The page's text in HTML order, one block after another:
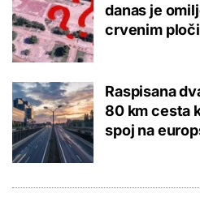
danas je
crvenim
Raspisana
80 km cesta
spoj na